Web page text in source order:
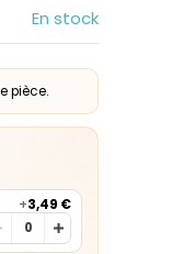
En stock
pièce.
+3,49 €